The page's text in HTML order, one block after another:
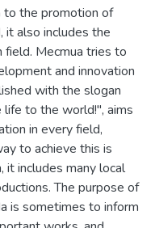
to the promotion of
it also includes the
Mecmua tries to
and innovation
with the slogan
to the world!", aims
in every field,
to achieve this is
it includes many local
The purpose of
is sometimes to inform